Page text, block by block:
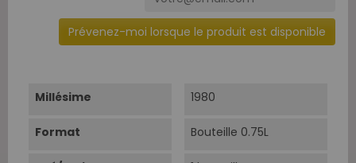
Prévenez-moi lorsque le produit est disponible
Millésime 1980
Format Bouteille 0.75L